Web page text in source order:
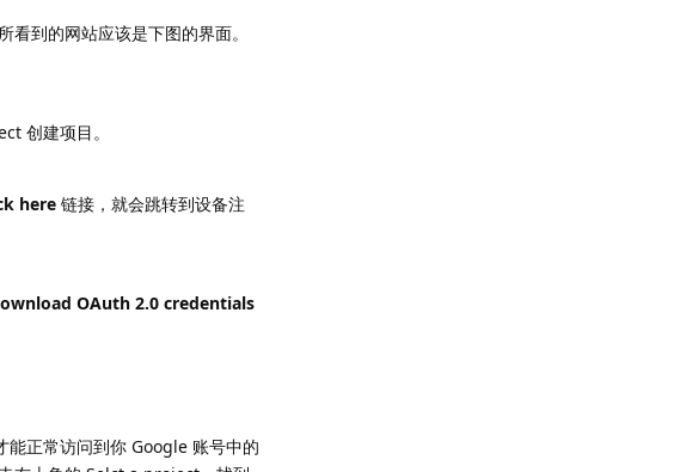
到的网站应该是下图的界面。
创建项目。
here 链接，就会跳转到设备注
OAuth 2.0 credentials
正常访问到你 Google 账号中的